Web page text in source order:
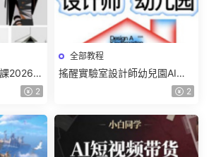
2026年
有課件】
2
全部教程
搖醒實驗室設計師幼兒園AI軟
件基礎課2025【畫質不錯有素
2